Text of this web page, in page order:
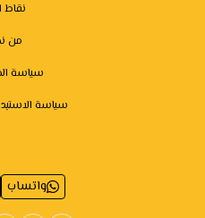
نقاط
من
سياسة
سياسة
واتساب